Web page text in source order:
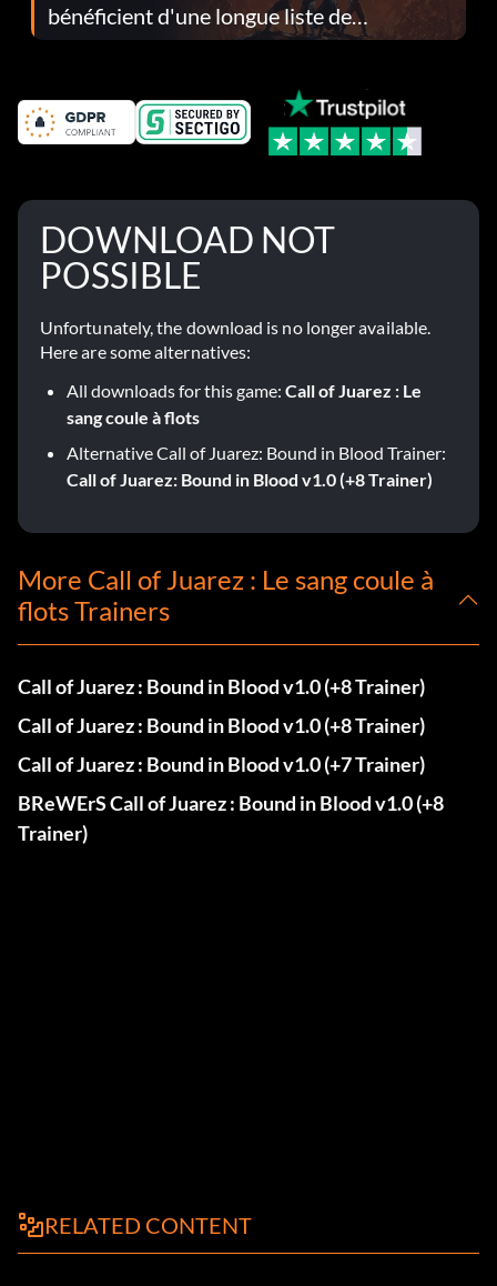
bénéficient d'une longue liste de
corrections dans la mise à jour 1.0.4
DOWNLOAD NOT
POSSIBLE
Unfortunately, the download is no longer available.
Here are some alternatives:
All downloads for this game: Call of Juarez : Le
sang coule à flots
Alternative Call of Juarez: Bound in Blood Trainer:
Call of Juarez: Bound in Blood v1.0 (+8 Trainer)
More Call of Juarez : Le sang coule à
flots Trainers
Call of Juarez : Bound in Blood v1.0 (+8 Trainer)
Call of Juarez : Bound in Blood v1.0 (+8 Trainer)
Call of Juarez : Bound in Blood v1.0 (+7 Trainer)
BReWErS Call of Juarez : Bound in Blood v1.0 (+8
Trainer)
RELATED CONTENT